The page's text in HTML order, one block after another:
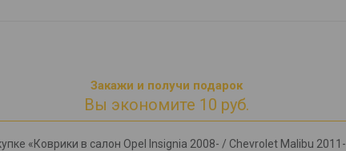
Закажи и получи подарок
Вы экономите 10 руб.
«Коврики в салон Opel Insignia 2008- / Chevrolet Malibu